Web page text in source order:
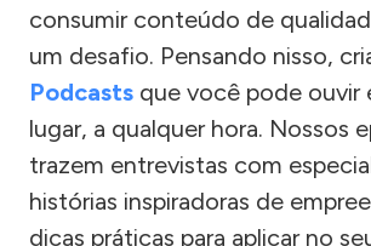
consumir conteúdo de
um desafio. Pensando nisso,
Podcasts que você pode ouvir
lugar, a qualquer hora. Nossos
trazem entrevistas com
histórias inspiradoras de
dicas práticas para aplicar no